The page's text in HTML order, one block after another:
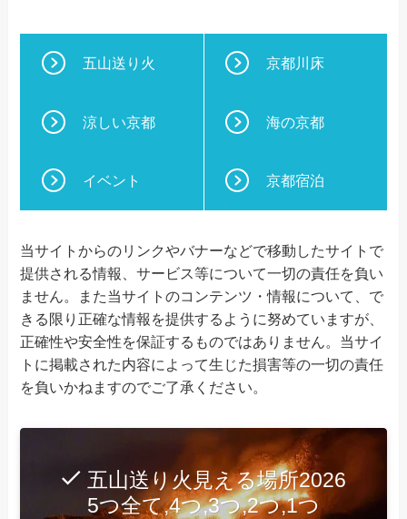
五山送り火 京都川床
涼しい京都 海の京都
イベント 京都宿泊
当サイトからのリンクやバナーなどで移動したサイトで
提供される情報、サービス等について一切の責任を負い
ません。また当サイトのコンテンツ・情報について、で
きる限り正確な情報を提供するように努めていますが、
正確性や安全性を保証するものではありません。当サイ
トに掲載された内容によって生じた損害等の一切の責任
を負いかねますのでご了承ください。
五山送り火見える場所2026
5つ全て,4つ,3つ,2つ,1つ